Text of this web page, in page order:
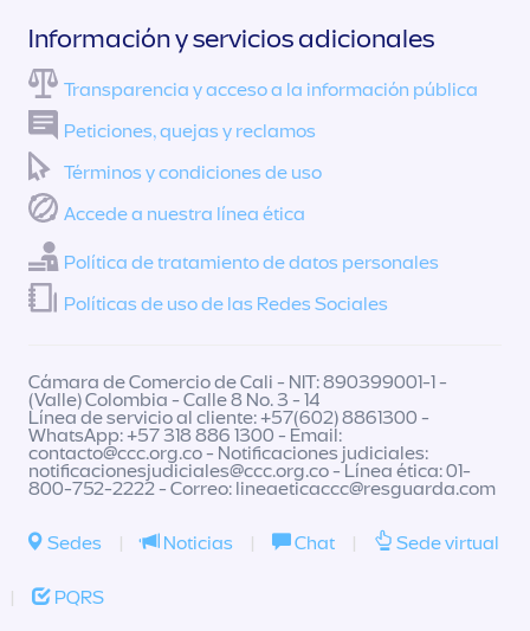
Información y servicios adicionales
Transparencia y acceso a la información pública
Peticiones, quejas y reclamos
Términos y condiciones de uso
Accede a nuestra línea ética
Política de tratamiento de datos personales
Políticas de uso de las Redes Sociales
Cámara de Comercio de Cali - NIT: 890399001-1 -
(Valle) Colombia - Calle 8 No. 3 - 14
Línea de servicio al cliente: +57(602) 8861300 -
WhatsApp: +57 318 886 1300 - Email:
contacto@ccc.org.co- Notificaciones judiciales:
notificacionesjudiciales@ccc.org.co- Línea ética: 01-
800-752-2222 - Correo: lineaeticaccc@resguarda.com
Sedes | Noticias | Chat | Sede virtual
| PQRS